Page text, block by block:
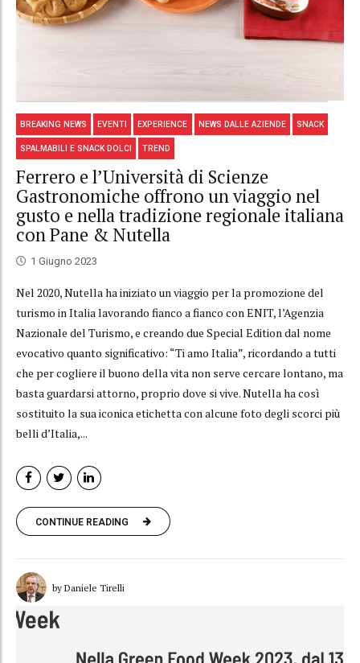
BREAKING NEWS EVENTI EXPERIENCE NEWS DALLE AZIENDE SNACK
SPALMABILI E SNACK DOLCI TREND
Ferrero e l’Università di Scienze
Gastronomiche offrono un viaggio nel
gusto e nella tradizione regionale italiana
con Pane & Nutella
1 Giugno 2023
Nel 2020, Nutella ha iniziato un viaggio per la promozione del
turismo in Italia lavorando fianco a fianco con ENIT, l’Agenzia
Nazionale del Turismo, e creando due Special Edition dal nome
evocativo quanto significativo: “Ti amo Italia”, ricordando a tutti
che per cogliere il buono della vita non serve cercare lontano, ma
basta guardarsi attorno, proprio dove si vive. Nutella ha così
sostituito la sua iconica etichetta con alcune foto degli scorci più
belli d’Italia,...
CONTINUE READING
by Daniele Tirelli